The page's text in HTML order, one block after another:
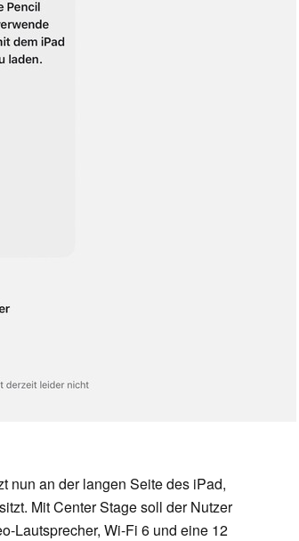
nun an der langen Seite des iPad,
Mit Center Stage soll der Nutzer
Lautsprecher, Wi-Fi 6 und eine 12